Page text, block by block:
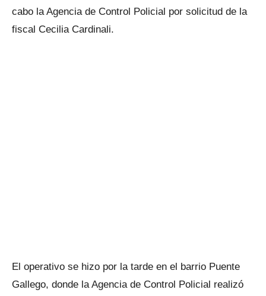
cabo la Agencia de Control Policial por solicitud de la
fiscal Cecilia Cardinali.
El operativo se hizo por la tarde en el barrio Puente
Gallego, donde la Agencia de Control Policial realizó